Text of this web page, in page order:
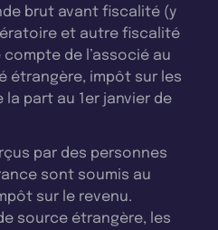
brut avant fiscalité (y
et autre fiscalité
compte de l’associé au
étrangère, impôt sur les
part au 1er janvier de
par des personnes
sont soumis au
sur le revenu.
source étrangère, les